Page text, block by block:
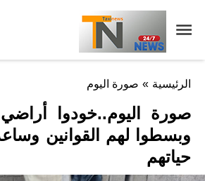
الرئيسية » صورة اليوم
صورة اليوم..خودوا
وبسطوا لهم القوانين
حياتهم